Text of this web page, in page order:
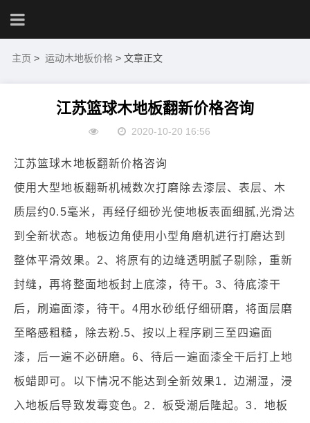
主页 > 运动木地板价格 > 文章正文
江苏篮球木地板翻新价格咨询
2020-10-20 16:56
江苏篮球木地板翻新价格咨询
使用大型地板翻新机械数次打磨除去漆层、表层、木
质层约0.5毫米，再经仔细砂光使地板表面细腻,光滑达
到全新状态。地板边角使用小型角磨机进行打磨达到
整体平滑效果。2、将原有的边缝透明腻子剔除，重新
封缝，再将整面地板封上底漆，待干。3、待底漆干
后，刷遍面漆，待干。4用水砂纸仔细研磨，将面层磨
至略感粗糙，除去粉.5、按以上程序刷三至四遍面
漆，后一遍不必研磨。6、待后一遍面漆全干后打上地
板蜡即可。以下情况不能达到全新效果1．边潮湿，浸
入地板后导致发霉变色。2．板受潮后隆起。3．地板